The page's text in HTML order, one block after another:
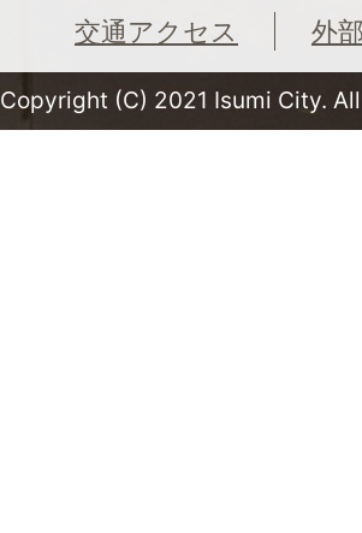
交通アクセス
外
Copyright (C) 2021 Isumi City.